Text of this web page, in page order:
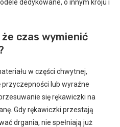
dedykowane, o innym kroju i
czas wymienić
w części chwytnej,
lub wyraźne
się rękawiczki na
Gdy rękawiczki przestają
drgania, nie spełniają już